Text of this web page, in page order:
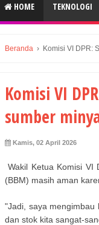
HOME TEKNOLOGI
Beranda › Komisi VI DPR:
Komisi VI
sumber
Kamis, 02 April 2026
Wakil Ketua Komisi VI
(BBM) masih aman
"Jadi, saya mengimbau
dan stok kita sangat-